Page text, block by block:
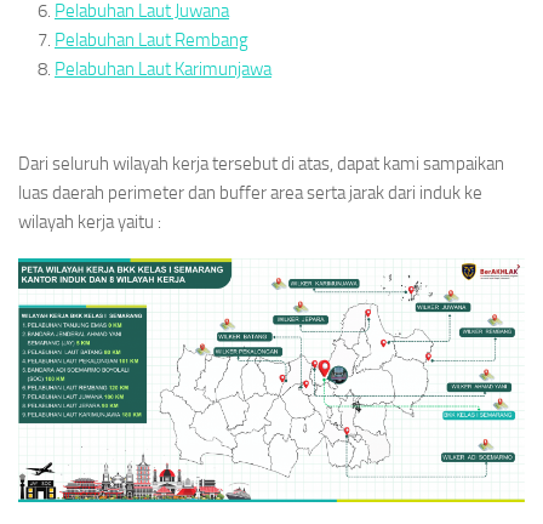
Pelabuhan Laut Juwana
Pelabuhan Laut Rembang
Pelabuhan Laut Karimunjawa
Dari seluruh wilayah kerja tersebut di atas, dapat kami sampaikan
luas daerah perimeter dan buffer area serta jarak dari induk ke
wilayah kerja yaitu :